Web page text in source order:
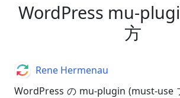
WordPress mu-
方
WordPress の mu-plugin (must-use
AuthorRene Hermenau